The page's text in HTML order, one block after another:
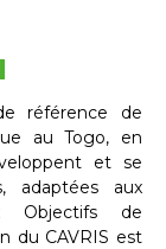
référence de
au Togo, en
et se
adaptées aux
Objectifs de
du CAVRIS est